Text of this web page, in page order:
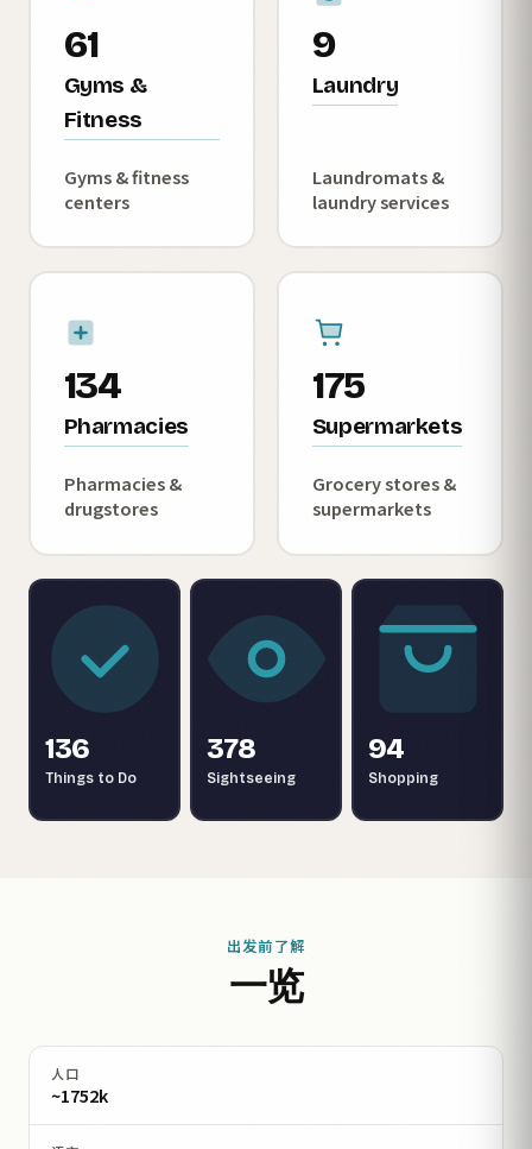
61
Gyms &
Fitness
Gyms & fitness
centers
9
Laundry
Laundromats &
laundry services
134
Pharmacies
Pharmacies &
drugstores
175
Supermarkets
Grocery stores &
supermarkets
136
Things to Do
378
Sightseeing
94
Shopping
出发前了解
一览
人口
~1752k